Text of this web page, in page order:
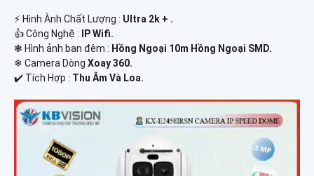
️⚡ Hình Ành Chất Lượng : Ultra 2k + .
👍 Công Nghệ :
IP Wifi.
❃ Hình ảnh ban đêm : Hồng Ngoại 10m Hồng Ngoại SMD.
❄ Camera Dòng Xoay 360.
️✔️ Tích Hợp : Thu Âm Và Loa.